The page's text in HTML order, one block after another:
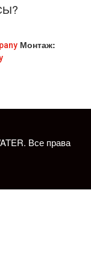
Монтаж:
Все права